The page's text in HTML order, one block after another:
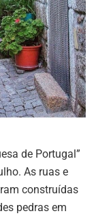
de Portugal”
As ruas e
construídas
pedras em